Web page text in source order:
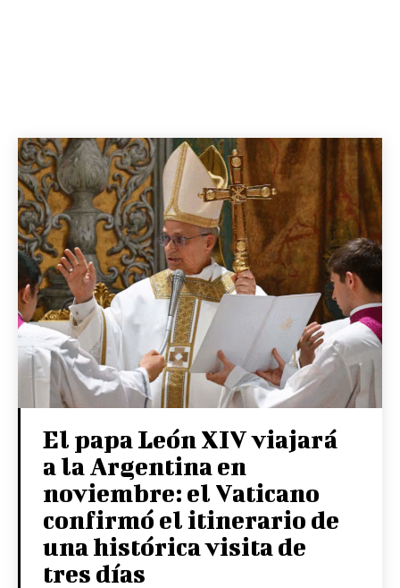
El papa León XIV viajará
a la Argentina en
noviembre: el Vaticano
confirmó el itinerario de
una histórica visita de
tres días